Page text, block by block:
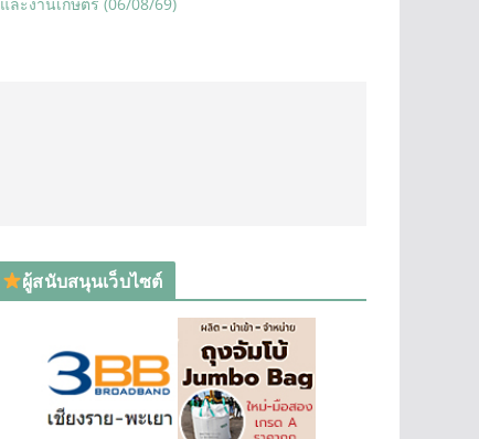
ผู้สนับสนุนเว็บไซต์